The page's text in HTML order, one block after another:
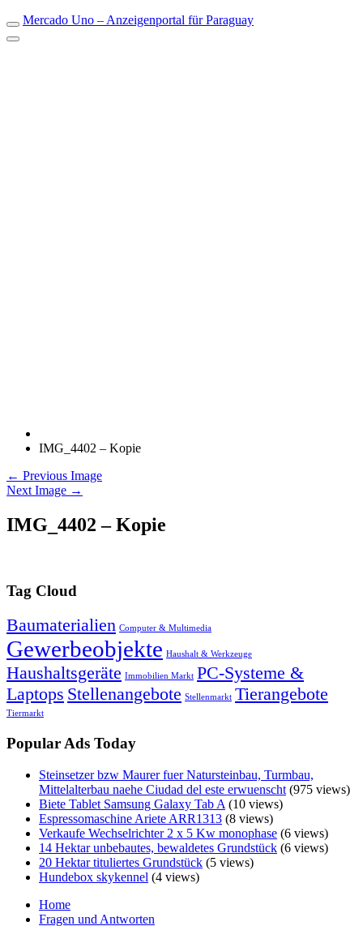
Mercado Uno – Anzeigenportal für Paraguay
IMG_4402 – Kopie
← Previous Image
Next Image →
IMG_4402 – Kopie
Tag Cloud
Baumaterialien Computer & Multimedia
Gewerbeobjekte Haushalt & Werkzeuge
Haushaltsgeräte Immobilien Markt PC-Systeme &
Laptops Stellenangebote Stellenmarkt Tierangebote
Tiermarkt
Popular Ads Today
Steinsetzer bzw Maurer fuer Natursteinbau, Turmbau,
Mittelalterbau naehe Ciudad del este erwuenscht (975 views)
Biete Tablet Samsung Galaxy Tab A (10 views)
Espressomaschine Ariete ARR1313 (8 views)
Verkaufe Wechselrichter 2 x 5 Kw monophase (6 views)
14 Hektar unbebautes, bewaldetes Grundstück (6 views)
20 Hektar tituliertes Grundstück (5 views)
Hundebox skykennel (4 views)
Home
Fragen und Antworten